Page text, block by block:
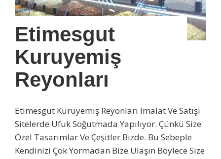
Etimesgut
Kuruyemiş
Reyonları
Etimesgut Kuruyemiş Reyonları Imalat Ve Satışı
Sitelerde Ufuk Soğutmada Yapılıyor. Çünkü Size
Özel Tasarımlar Ve Çeşitler Bizde. Bu Sebeple
Kendinizi Çok Yormadan Bize Ulaşın Böylece Size